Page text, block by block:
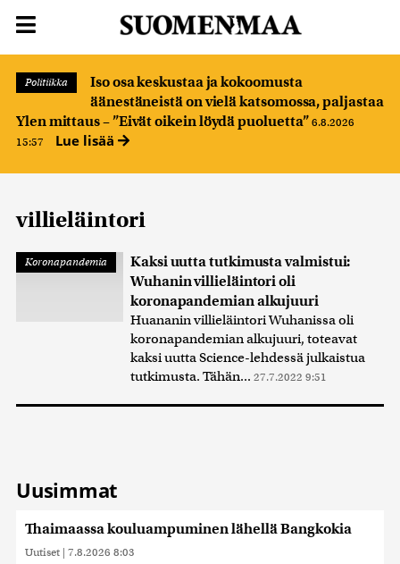
Politiikka
Iso osa keskustaa ja kokoomusta
äänestäneistä on vielä katsomossa, paljastaa
Ylen mittaus – ”Eivät oikein löydä puoluetta” 6.8.2026
15:57
Lue lisää
villieläintori
Koronapandemia
Kaksi uutta tutkimusta valmistui:
Wuhanin villieläintori oli
koronapandemian alkujuuri
Huananin villieläintori Wuhanissa oli
koronapandemian alkujuuri, toteavat
kaksi uutta Science-lehdessä julkaistua
tutkimusta. Tähän... 27.7.2022 9:51
Uusimmat
Thaimaassa kouluampuminen lähellä Bangkokia
Uutiset | 7.8.2026 8:03